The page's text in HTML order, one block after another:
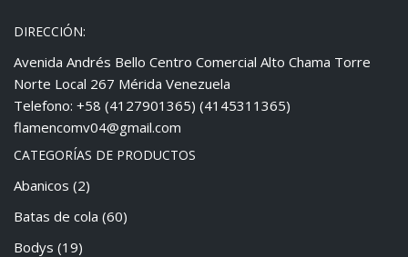
DIRECCIÓN:
Avenida Andrés Bello Centro Comercial Alto Chama Torre
Norte Local 267 Mérida Venezuela
Telefono: +58 (4127901365) (4145311365)
flamencomv04@gmail.com
CATEGORÍAS DE PRODUCTOS
Abanicos (2)
Batas de cola (60)
Bodys (19)